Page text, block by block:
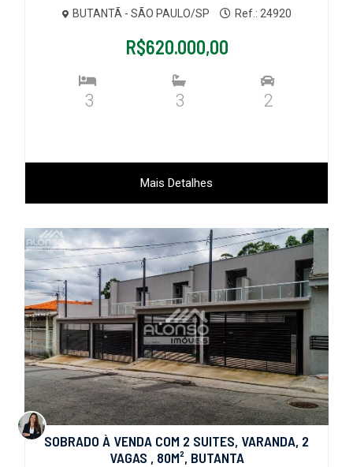
BUTANTÃ - SÃO PAULO/SP Ref.: 24920
R$620.000,00
3 3 2
Mais Detalhes
SOBRADO À VENDA COM 2 SUITES, VARANDA, 2
VAGAS , 80M², BUTANTA